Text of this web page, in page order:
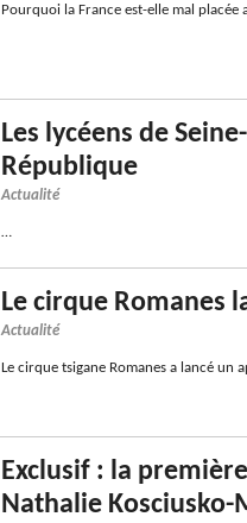
Pourquoi la France est-elle mal placée
Les lycéens de
République
Actualité
Le cirque Romanes
Actualité
Le cirque tsigane Romanes a lancé un
Exclusif : la
Nathalie Kosciusko-